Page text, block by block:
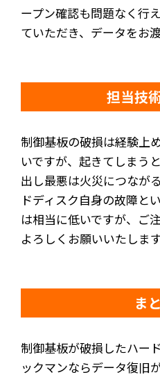
ープン確認も問題なく行
ていただき、データをお
担当技
制御基板の破損は経験上
いですが、起きてしまう
出し最悪は火災につなが
ドディスク自身の故障と
は相当に低いですが、ご
よろしくお願いいたします
ま
制御基板が破損したハー
ックマンならデータ復旧